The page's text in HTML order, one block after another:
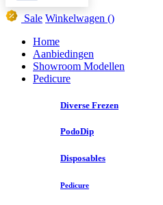
Sale Winkelwagen ()
Home
Aanbiedingen
Showroom Modellen
Pedicure
Diverse Frezen
PodoDip
Disposables
Pedicure